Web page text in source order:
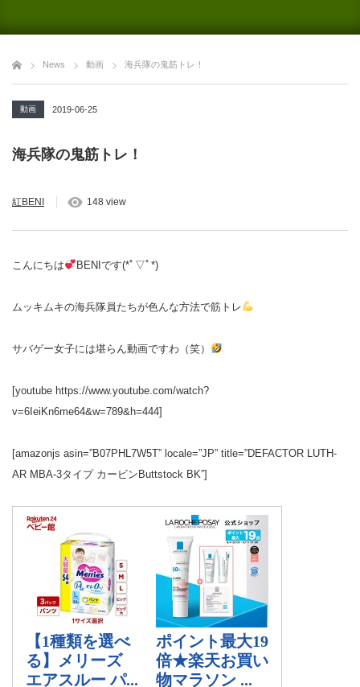
News 動画 海兵隊の鬼筋トレ！
動画 2019-06-25
海兵隊の鬼筋トレ！
紅BENI 148 view
こんにちは BENIです(*ﾟ▽ﾟ*)
ムッキムキの海兵隊員たちが色んな方法で筋トレ
サバゲー女子には堪らん動画ですわ（笑）
[youtube https://www.youtube.com/watch?
v=6IeiKn6me64&w=789&h=444]
[amazonjs asin=”B07PHL7W5T” locale=”JP” title=”DEFACTOR LUTH-
AR MBA-3タイプ カービンButtstock BK”]